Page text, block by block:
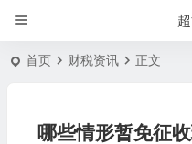
首页 财税资讯 正文
哪些情形暂免征